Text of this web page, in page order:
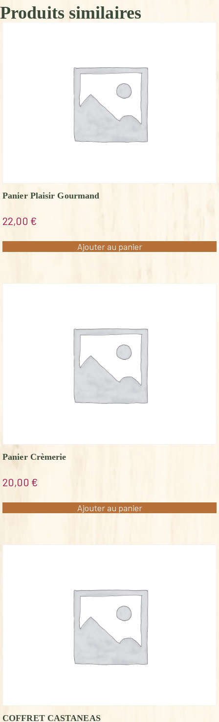
Produits similaires
Panier Plaisir Gourmand
22,00 €
Ajouter au panier
Panier Crèmerie
20,00 €
Ajouter au panier
COFFRET CASTANEAS